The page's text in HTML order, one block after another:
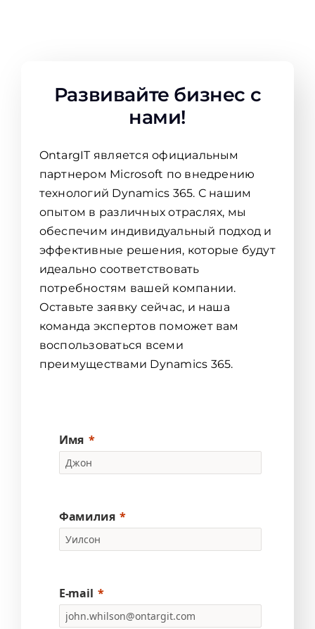
Развивайте бизнес с
нами!
OntargIT является официальным
партнером Microsoft по внедрению
технологий Dynamics 365. С нашим
опытом в различных отраслях, мы
обеспечим индивидуальный подход и
эффективные решения, которые будут
идеально соответствовать
потребностям вашей компании.
Оставьте заявку сейчас, и наша
команда экспертов поможет вам
воспользоваться всеми
преимуществами Dynamics 365.
Имя
Фамилия
E-mail